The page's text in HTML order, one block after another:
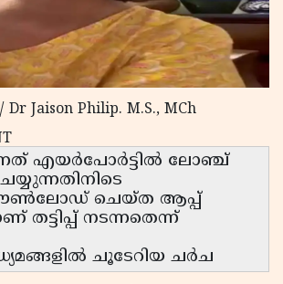
Dr Jaison Philip. M.S., MCh
എയര്‍പോര്‍ട്ടില്‍ ലോഞ്ച്
ചെയ്ത ആപ്പ്
തട്ടിപ്പ് നടന്നതെന്ന്
ചൂടേറിയ ചര്‍ച